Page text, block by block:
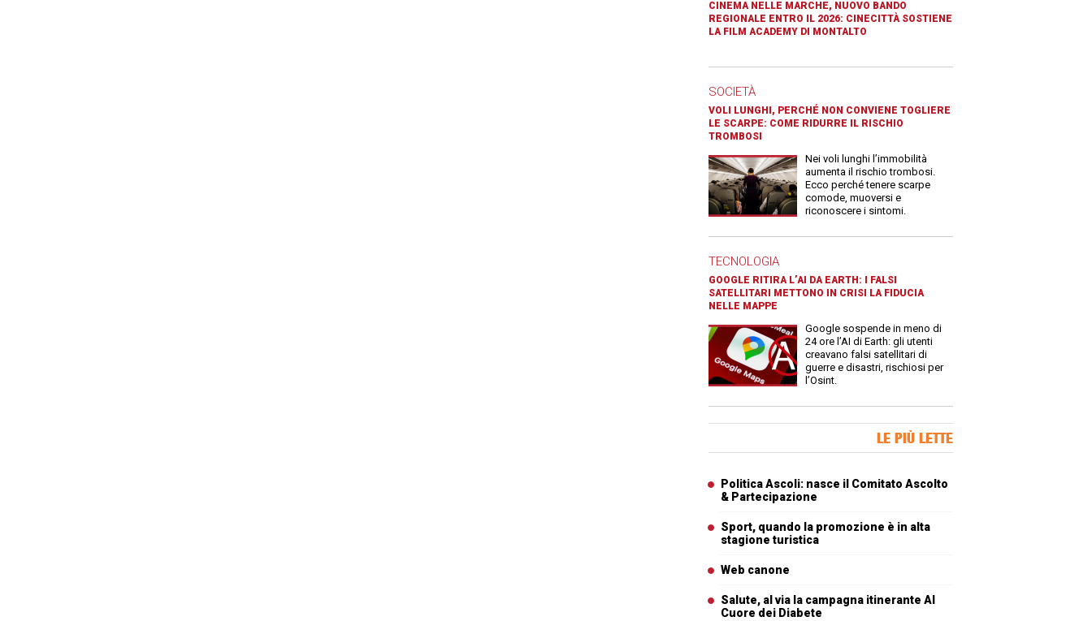
CINEMA NELLE MARCHE, NUOVO BANDO
REGIONALE ENTRO IL 2026: CINECITTÀ SOSTIENE
LA FILM ACADEMY DI MONTALTO
SOCIETÀ
VOLI LUNGHI, PERCHÉ NON CONVIENE TOGLIERE
LE SCARPE: COME RIDURRE IL RISCHIO
TROMBOSI
Nei voli lunghi l’immobilità
aumenta il rischio trombosi.
Ecco perché tenere scarpe
comode, muoversi e
riconoscere i sintomi.
TECNOLOGIA
GOOGLE RITIRA L’AI DA EARTH: I FALSI
SATELLITARI METTONO IN CRISI LA FIDUCIA
NELLE MAPPE
Google sospende in meno di
24 ore l’AI di Earth: gli utenti
creavano falsi satellitari di
guerre e disastri, rischiosi per
l’Osint.
LE PIÙ LETTE
Politica Ascoli: nasce il Comitato Ascolto
& Partecipazione
Sport, quando la promozione è in alta
stagione turistica
Web canone
Salute, al via la campagna itinerante Al
Cuore dei Diabete